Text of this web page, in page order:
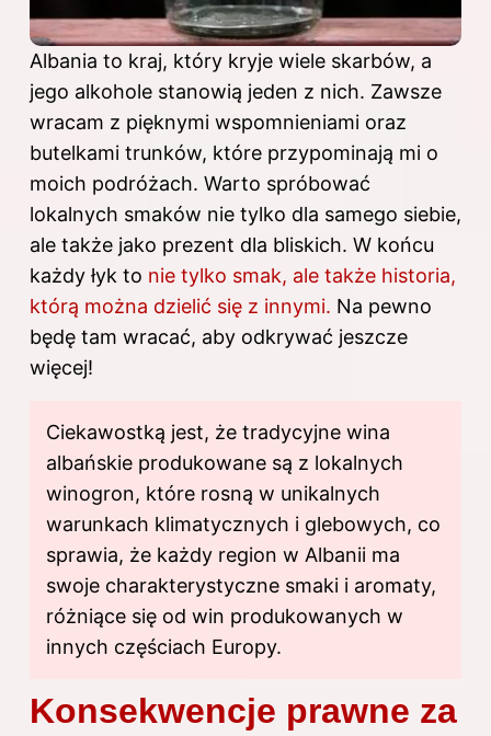
Albania to kraj, który kryje wiele skarbów, a
jego alkohole stanowią jeden z nich. Zawsze
wracam z pięknymi wspomnieniami oraz
butelkami trunków, które przypominają mi o
moich podróżach. Warto spróbować
lokalnych smaków nie tylko dla samego siebie,
ale także jako prezent dla bliskich. W końcu
każdy łyk to nie tylko smak, ale także historia,
którą można dzielić się z innymi. Na pewno
będę tam wracać, aby odkrywać jeszcze
więcej!
Ciekawostką jest, że tradycyjne wina
albańskie produkowane są z lokalnych
winogron, które rosną w unikalnych
warunkach klimatycznych i glebowych, co
sprawia, że każdy region w Albanii ma
swoje charakterystyczne smaki i aromaty,
różniące się od win produkowanych w
innych częściach Europy.
Konsekwencje prawne za